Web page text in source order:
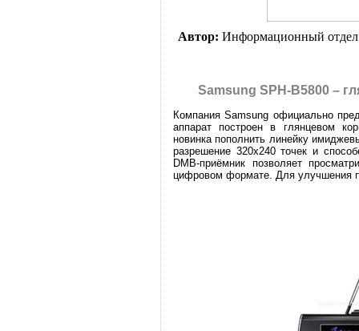
Автор: Информационный отдел
Samsung SPH-B5800 –
Компания Samsung официально
аппарат построен в глянцевом
новинка пополнить линейку
разрешение 320х240 точек и
DMB-приёмник позволяет
цифровом формате. Для улучшения